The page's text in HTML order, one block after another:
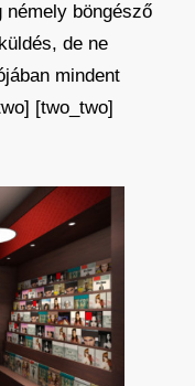
némely böngésző
de ne
mindent
[two_two]